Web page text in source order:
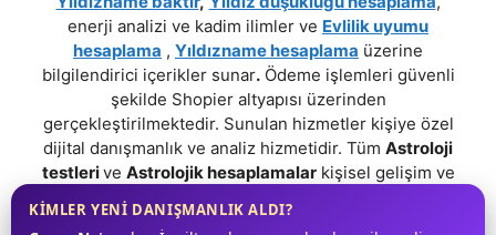
enerji analizi ve kadim ilimler ve Evlilik uyumu
hesaplama , Yıldızname hesaplama üzerine
bilgilendirici içerikler sunar.Ödeme işlemleri güvenli
şekilde Shopier altyapısı üzerinden
gerçekleştirilmektedir. Sunulan hizmetler kişiye özel
dijital danışmanlık ve analiz hizmetidir. Tüm Astroloji
testlerive Astrolojik hesaplamalarkişisel gelişim ve
farkındalık amaçlıdır;
Profesyonel bir tavsiye niteliği taşımaz.
KİMLER YENİ DANIŞMANLIK ALDI?